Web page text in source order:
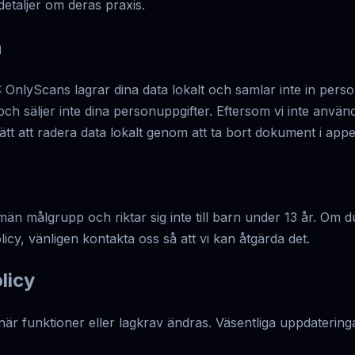
om deras praxis.
OnlyScans lagrar dina data lokalt och samlar inte in
säljer inte dina personuppgifter. Eftersom vi inte
att radera data lokalt genom att ta bort dokument i
målgrupp och riktar sig inte till barn under 13 år. Om
vänligen kontakta oss så att vi kan åtgärda det.
funktioner eller lagkrav ändras. Väsentliga